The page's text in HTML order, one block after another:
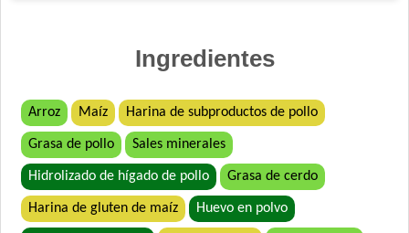
Cari Amici Perro Adulto de Raza Pequeña Sabor Carne, Pollo y
Arroz
Company Perro Adulto
Deleita Perro Adulto de Raza Pequeña
Deleita Super Premium Perro Adulto Mordida Pequeña
Ingredientes
Arroz Maíz Harina de subproductos de pollo
Grasa de pollo Sales minerales
Hidrolizado de hígado de pollo Grasa de cerdo
Harina de gluten de maíz Huevo en polvo